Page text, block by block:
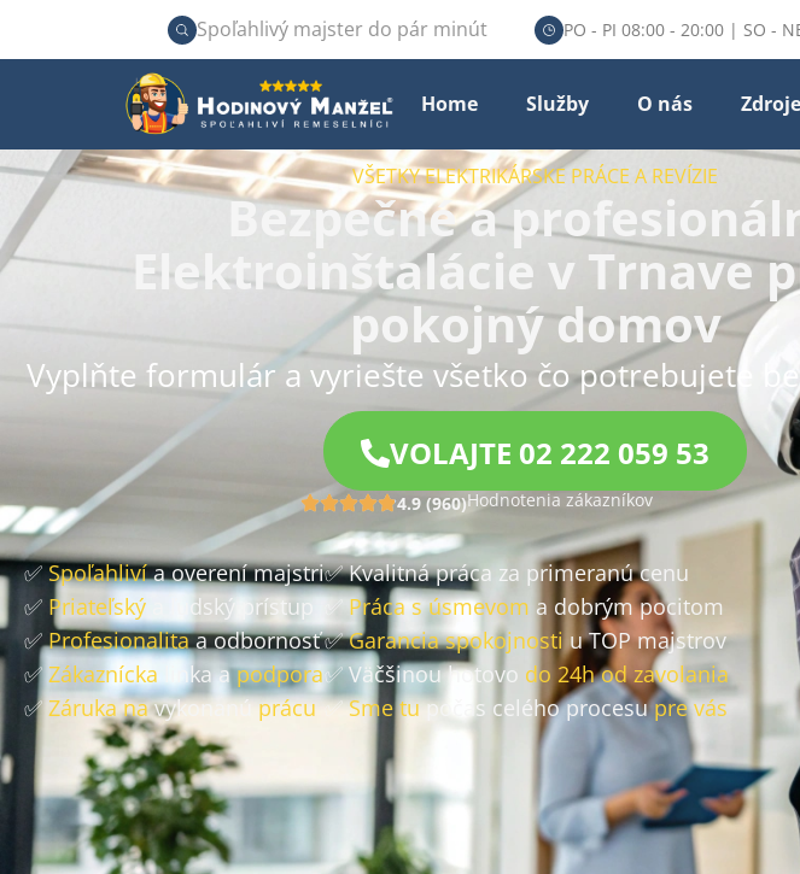
Spoľahlivý majster do pár minút PO - PI 08:00 - 20:00 | SO -
Home Služby O nás Zdroje
VŠETKY ELEKTRIKÁRSKE PRÁCE A REVÍZIE
Bezpečné a
Elektroinštalácie v Trnave
pokojný domov
Vyplňte formulár a vyriešte všetko čo potrebujete
VOLAJTE 02 222 059 53
4.9 (960)Hodnotenia zákazníkov
✅Spoľahlivía overení majstri
✅ Priateľský a ľudský prístup
✅Profesionalitaa odbornosť
✅ Zákaznícka linka apodpora
✅ Záruka navykonanúprácu
✅ Kvalitná práca za primeranú cenu
✅ Práca s úsmevom a dobrým pocitom
✅Garancia spokojnosti u TOP majstrov
✅ Väčšinou hotovo do 24h od zavolania
✅Sme tupočas celého procesupre vás